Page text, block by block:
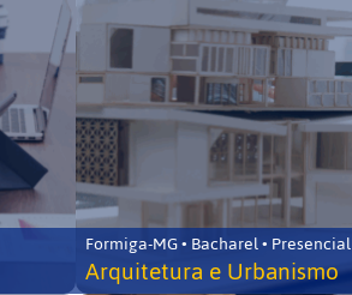
Formiga-MG • Bacharel • Presencial
Arquitetura e Urbanismo